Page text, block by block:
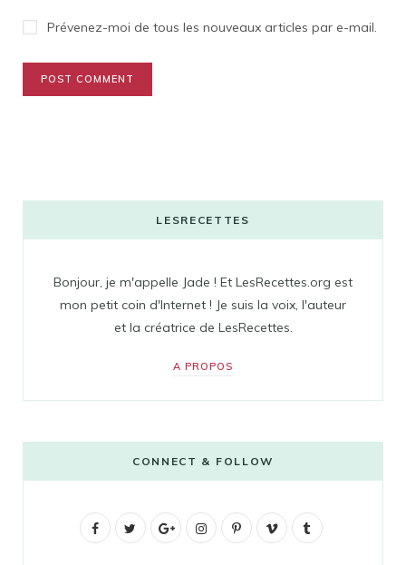
Prévenez-moi de tous les nouveaux articles par e-mail.
LESRECETTES
Bonjour, je m'appelle Jade ! Et LesRecettes.org est
mon petit coin d'Internet ! Je suis la voix, l'auteur
et la créatrice de LesRecettes.
A PROPOS
CONNECT & FOLLOW
F
G
I
P
V